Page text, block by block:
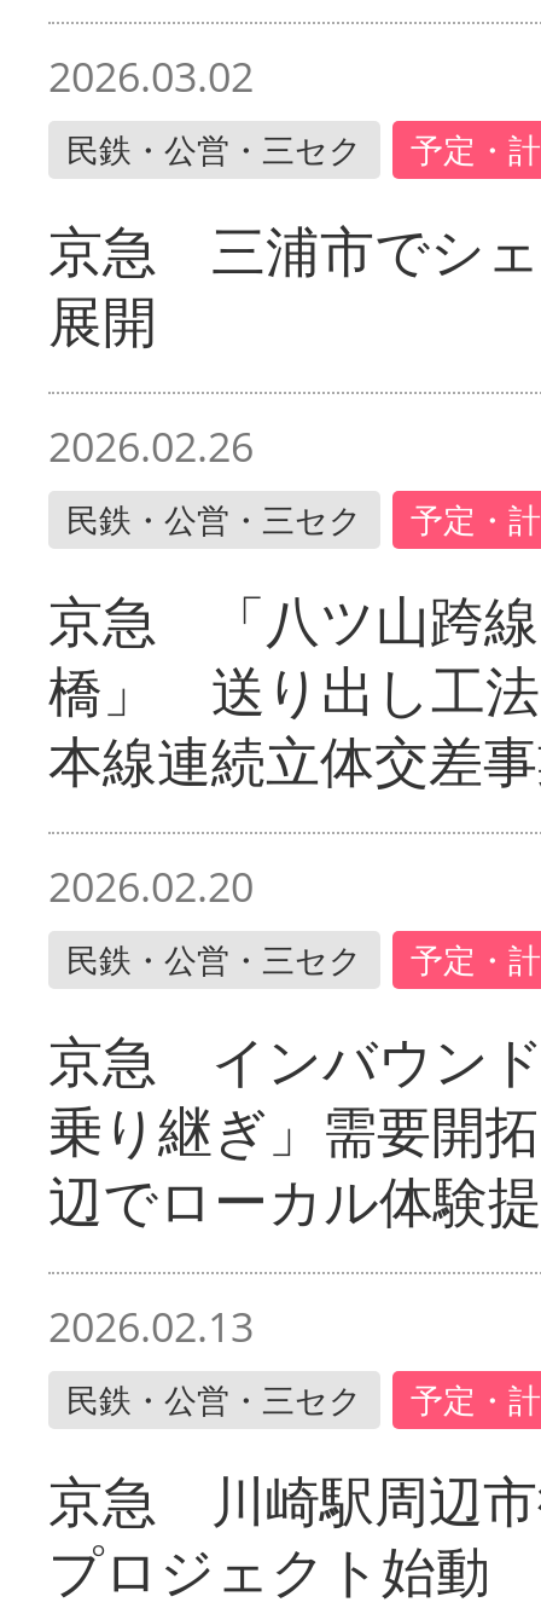
2026.03.02
民鉄・公営・三セク 予定・
京急 三浦市でシ
展開
2026.02.26
民鉄・公営・三セク 予定・
京急 「八ツ山跨
橋」 送り出し工
本線連続立体交差
2026.02.20
民鉄・公営・三セク 予定・
京急 インバウン
乗り継ぎ」需要開
辺でローカル体験
2026.02.13
民鉄・公営・三セク 予定・
京急 川崎駅周辺
プロジェクト始動